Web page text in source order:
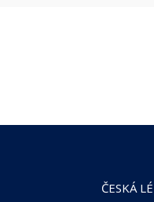
ČESKÁ